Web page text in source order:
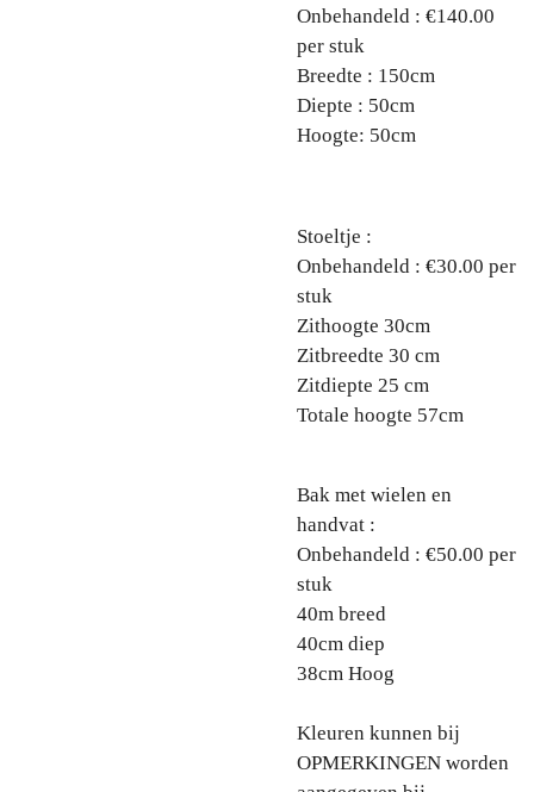
Onbehandeld : €140.00
per stuk
Breedte : 150cm
Diepte : 50cm
Hoogte: 50cm
Stoeltje :
Onbehandeld : €30.00 per
stuk
Zithoogte 30cm
Zitbreedte 30 cm
Zitdiepte 25 cm
Totale hoogte 57cm
​Bak met wielen en
handvat :
Onbehandeld : €50.00 per
stuk
40m breed
40cm diep
38cm Hoog
Kleuren kunnen bij
OPMERKINGEN worden